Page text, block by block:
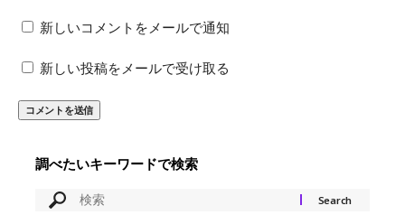
新しいコメントをメールで通知
新しい投稿をメールで受け取る
調べたいキーワードで検索